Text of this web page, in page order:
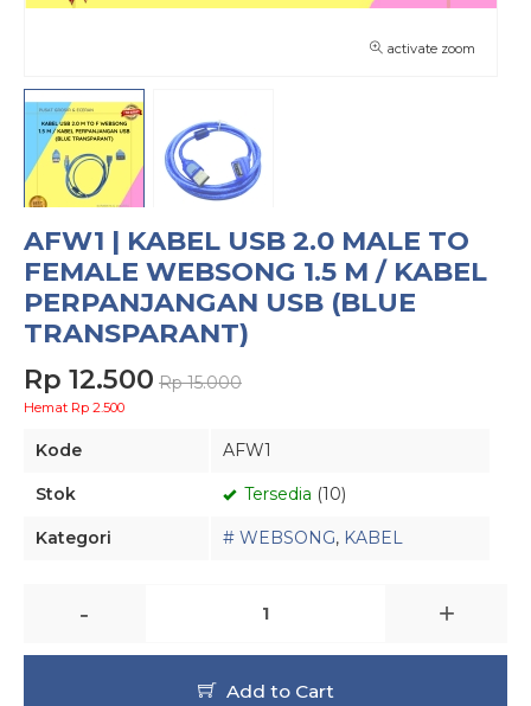
activate zoom
AFW1 | KABEL USB 2.0 MALE TO
FEMALE WEBSONG 1.5 M / KABEL
PERPANJANGAN USB (BLUE
TRANSPARANT)
Rp 12.500 Rp 15.000
Hemat Rp 2.500
Kode AFW1
Stok Tersedia (10)
Kategori # WEBSONG, KABEL
- +
Add to Cart